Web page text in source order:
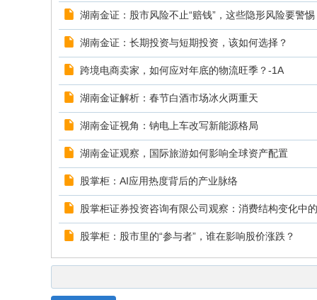
湖南金证：股市风险不止“赔钱”，这些隐形风险要警惕
湖南金证：长期投资与短期投资，该如何选择？
跨境电商卖家，如何应对年底的物流旺季？-1A
湖南金证解析：春节白酒市场冰火两重天
湖南金证视角：钠电上车改写新能源格局
湖南金证观察，国际旅游如何影响全球资产配置
股掌柜：AI应用热度背后的产业脉络
股掌柜证券投资咨询有限公司观察：消费结构变化中
股掌柜：股市里的“参与者”，谁在影响股价涨跌？